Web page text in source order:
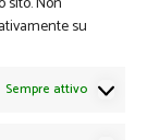
su
Sempre attivo